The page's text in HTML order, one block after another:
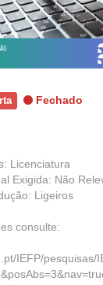
Fechado
Licenciatura
Exigida: Não
Ligeiros
consulte:
IEFP/